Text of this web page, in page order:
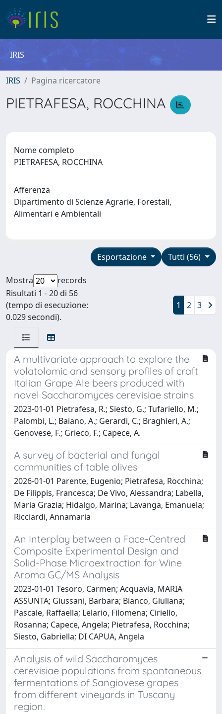
IRIS
IRIS Pagina ricercatore
PIETRAFESA, ROCCHINA
Nome completo
PIETRAFESA, ROCCHINA
Afferenza
Dipartimento di Scienze Agrarie, Forestali,
Alimentari e Ambientali
Tutti (56)
Esportazione
Mostra
records
Risultati 1 - 20 di 56
(tempo di esecuzione:
0.029 secondi).
1 2 3
A multivariate approach to explore the
volatolomic and sensory profiles of craft
Italian Grape Ale beers produced with
novel Saccharomyces cerevisiae strains
2023-01-01 Pietrafesa, R.; Siesto, G.; Tufariello, M.;
Palombi, L.; Baiano, A.; Gerardi, C.; Braghieri, A.;
Genovese, F.; Grieco, F.; Capece, A.
A survey of bacterial and fungal
communities of table olives
2026-01-01 Parente, Eugenio; Pietrafesa, Rocchina;
De Filippis, Francesca; De Vivo, Alessandra; Labella,
Maria Grazia; Hidalgo, Marina; Lavanga, Emanuela;
Ricciardi, Annamaria
An Interplay between a Face-Centred
Composite Experimental Design and
Solid-Phase Microextraction for Wine
Aroma GC/MS Analysis
2023-01-01 Tesoro, Carmen; Acquavia, MARIA
ASSUNTA; Giussani, Barbara; Bianco, Giuliana;
Pascale, Raffaella; Lelario, Filomena; Ciriello,
Rosanna; Capece, Angela; Pietrafesa, Rocchina;
Siesto, Gabriella; DI CAPUA, Angela
Analysis of wild Saccharomyces
cerevisiae populations from spontaneous
fermentations of Sangiovese grapes
from different vineyards in Tuscany
region.